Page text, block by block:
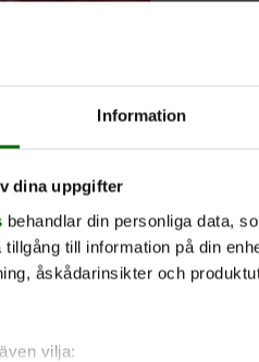
Information
dina uppgifter
behandlar din personliga data,
till information på din
åskådarinsikter och
vilja: